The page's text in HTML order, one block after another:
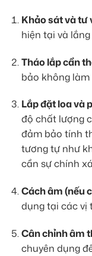
Khảo sát và tư
hiện tại và
Tháo lắp cẩn
bảo không
Lắp đặt loa và
độ chất lượng
đảm bảo tính
tương tự như
cần sự chính
Cách âm (nếu
dụng tại các vị
Cân chỉnh âm
chuyên dụng